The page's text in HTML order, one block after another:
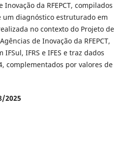
da RFEPCT, compilados
diagnóstico estruturado em
no contexto do Projeto de
de Inovação da RFEPCT,
IFRS e IFES e traz dados
complementados por valores de
2025